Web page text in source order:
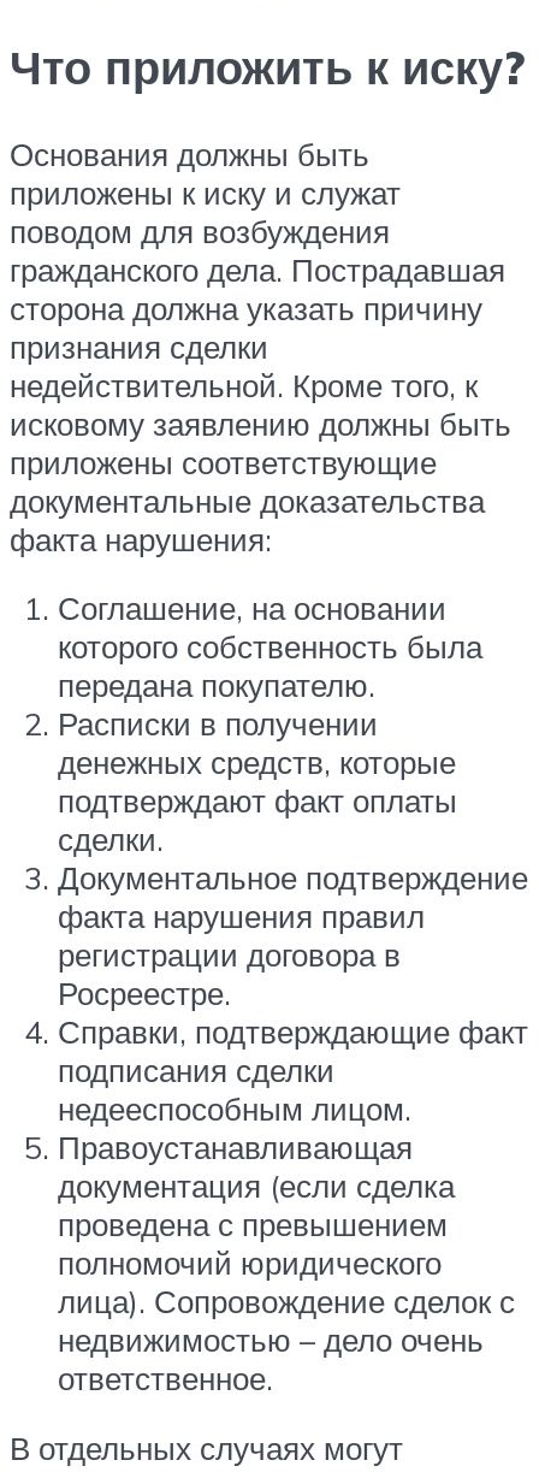
Что приложить к иску?
Основания должны быть
приложены к иску и служат
поводом для возбуждения
гражданского дела. Пострадавшая
сторона должна указать причину
признания сделки
недействительной. Кроме того, к
исковому заявлению должны быть
приложены соответствующие
документальные доказательства
факта нарушения:
Соглашение, на основании
которого собственность была
передана покупателю.
Расписки в получении
денежных средств, которые
подтверждают факт оплаты
сделки.
Документальное подтверждение
факта нарушения правил
регистрации договора в
Росреестре.
Справки, подтверждающие факт
подписания сделки
недееспособным лицом.
Правоустанавливающая
документация (если сделка
проведена с превышением
полномочий юридического
лица). Сопровождение сделок с
недвижимостью – дело очень
ответственное.
В отдельных случаях могут